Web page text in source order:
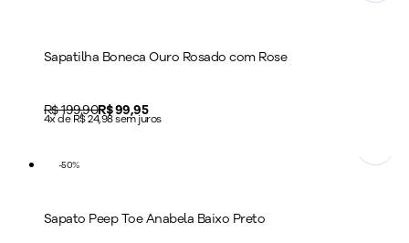
Sapatilha Boneca Ouro Rosado com Rose
Original price:
R$ 199,90Price:
R$ 99,95
4x de R$ 24,98 sem juros
-50%
Sapato Peep Toe Anabela Baixo Preto